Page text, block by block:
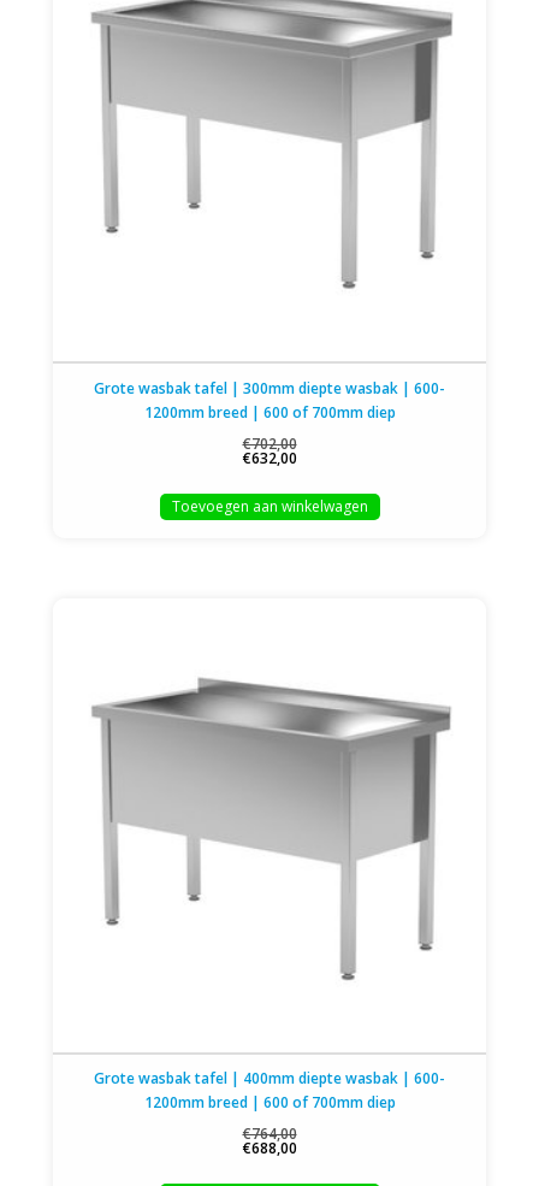
Grote wasbak tafel | 300mm diepte wasbak | 600-
1200mm breed | 600 of 700mm diep
€702,00
€632,00
Toevoegen aan winkelwagen
Grote wasbak tafel | 400mm diepte wasbak | 600-
1200mm breed | 600 of 700mm diep
€764,00
€688,00